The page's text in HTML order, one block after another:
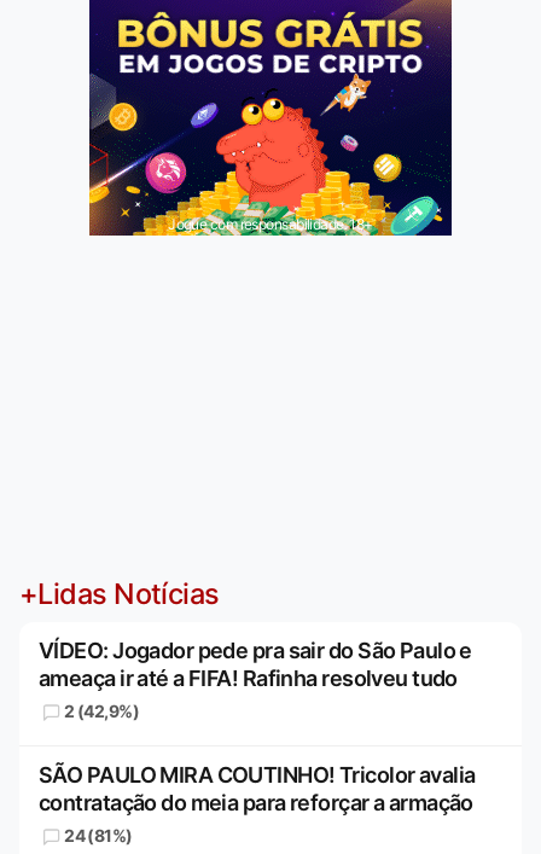
Jogue com responsabilidade. 18+
+Lidas Notícias
VÍDEO: Jogador pede pra sair do São Paulo e
ameaça ir até a FIFA! Rafinha resolveu tudo
2 (42,9%)
SÃO PAULO MIRA COUTINHO! Tricolor avalia
contratação do meia para reforçar a armação
24 (81%)